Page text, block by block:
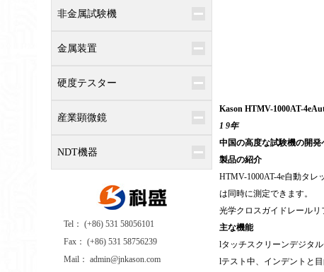
非金属試験機
金属装置
硬度テスター
産業顕微鏡
NDT機器
Tel： (+86) 531 58056101
Fax： (+86) 531 58756239
Mail： admin@jnkason.com
Kason HTMV-1000AT-4e
1 9年
中国の高度な試験機の開発
製品の紹介
HTMV-1000AT-4e自動タレ
は同時に測定できます。
光学クロスガイドレール
主な機能
lタッチスクリーンデジタ
lテスト中、インデントと